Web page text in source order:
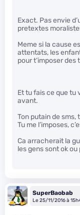
Exact. Pas envie
pretextes
Meme si la cause
attentats, les
pour t’imposer
Et tu fais ce que tu
avant.
Ton putain de sms,
Tu me l’imposes,
Ca arracherait la
les gens sont ok ou
SuperBaobab
Le 25/11/2016 à